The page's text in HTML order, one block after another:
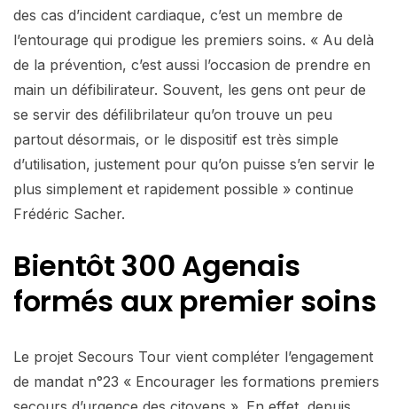
des cas d’incident cardiaque, c’est un membre de
l’entourage qui prodigue les premiers soins. « Au delà
de la prévention, c’est aussi l’occasion de prendre en
main un défibilirateur. Souvent, les gens ont peur de
se servir des défilibrilateur qu’on trouve un peu
partout désormais, or le dispositif est très simple
d’utilisation, justement pour qu’on puisse s’en servir le
plus simplement et rapidement possible » continue
Frédéric Sacher.
Bientôt 300 Agenais
formés aux premier soins
Le projet Secours Tour vient compléter l’engagement
de mandat n°23 « Encourager les formations premiers